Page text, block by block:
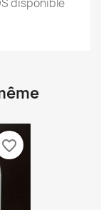
disponible
favorite_border